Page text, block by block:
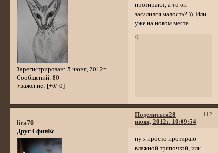
Зарегистрирован: 5 июня, 2012г.
Сообщений: 80
Уважение: [+0/-0]
протирают, а то он
засалился малость? )) Или
уже на новом месте...
0
Поделиться 112
28
июня, 2012г. 10:09:54
lira70
Друг СфинКо
ну я просто протираю
влажной тряпочкой, или